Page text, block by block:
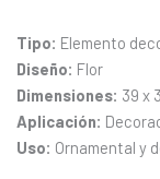
Tipo: Elemento
Diseño: Flor
Dimensiones: 39 x
Aplicación:
Uso: Ornamental y